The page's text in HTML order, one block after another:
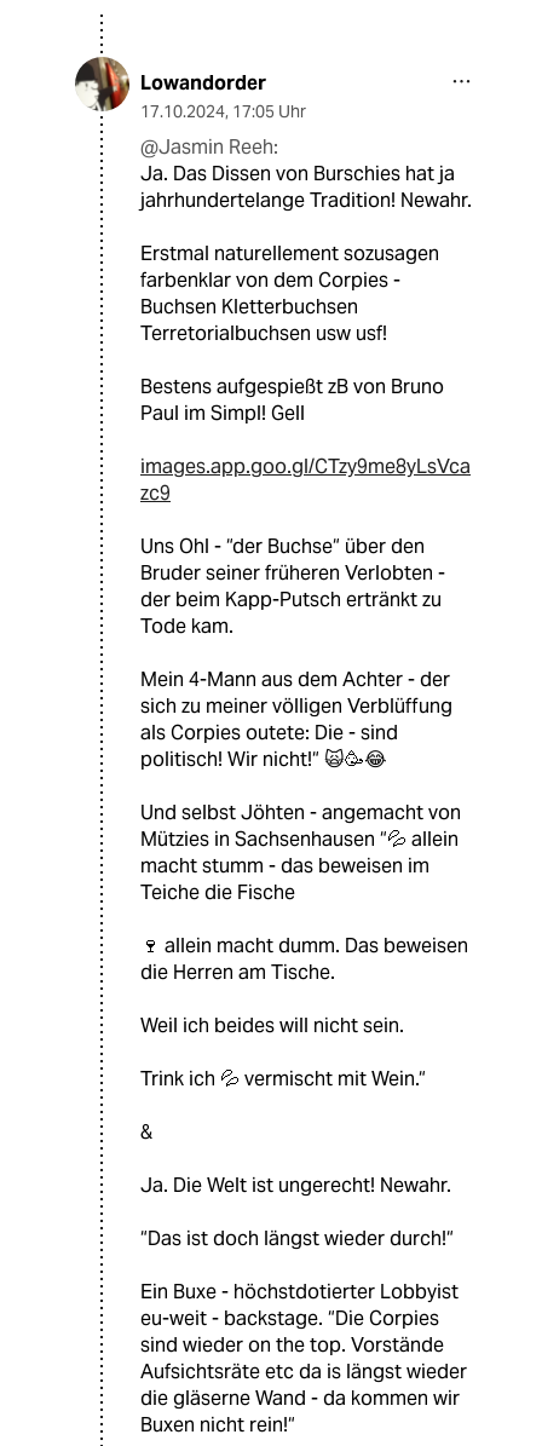
Lowandorder
17.10.2024, 17:05 Uhr
@Jasmin Reeh:
Ja. Das Dissen von Burschies hat ja
jahrhundertelange Tradition! Newahr.
Erstmal naturellement sozusagen
farbenklar von dem Corpies -
Buchsen Kletterbuchsen
Terretorialbuchsen usw usf!
Bestens aufgespießt zB von Bruno
Paul im Simpl! Gell
images.app.goo.gl/CTzy9me8yLsVca
zc9
Uns Ohl - “der Buchse“ über den
Bruder seiner früheren Verlobten -
der beim Kapp-Putsch ertränkt zu
Tode kam.
Mein 4-Mann aus dem Achter - der
sich zu meiner völligen Verblüffung
als Corpies outete: Die - sind
politisch! Wir nicht!“ 🙀🥳😂
Und selbst Jöhten - angemacht von
Mützies in Sachsenhausen “💦 allein
macht stumm - das beweisen im
Teiche die Fische
🍷 allein macht dumm. Das beweisen
die Herren am Tische.
Weil ich beides will nicht sein.
Trink ich 💦 vermischt mit Wein.“
&
Ja. Die Welt ist ungerecht! Newahr.
“Das ist doch längst wieder durch!“
Ein Buxe - höchstdotierter Lobbyist
eu-weit - backstage. “Die Corpies
sind wieder on the top. Vorstände
Aufsichtsräte etc da is längst wieder
die gläserne Wand - da kommen wir
Buxen nicht rein!“